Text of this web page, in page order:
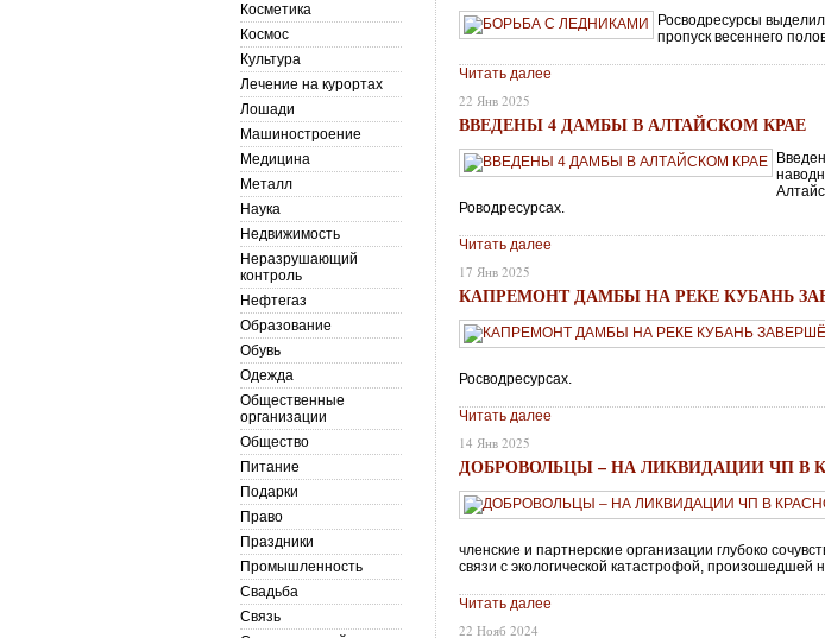
Росводресурсы
пропуск весеннего
Читать далее
22 Янв 2025
ВВЕДЕНЫ 4 ДАМБЫ В АЛТАЙСКОМ КРАЕ
Роводресурсах.
Читать далее
17 Янв 2025
КАПРЕМОНТ ДАМБЫ НА РЕКЕ КУБАНЬ
Росводресурсах.
Читать далее
14 Янв 2025
ДОБРОВОЛЬЦЫ – НА ЛИКВИДАЦИИ ЧП В
членские и партнерские организации глубоко
связи с экологической катастрофой, произошедшей
Читать далее
22 Нояб 2024
Косметика
Космос
Культура
Лечение на курортах
Лошади
Машиностроение
Медицина
Металл
Наука
Недвижимость
Неразрушающий
контроль
Нефтегаз
Образование
Обувь
Одежда
Общественные
организации
Общество
Питание
Подарки
Право
Праздники
Промышленность
Свадьба
Связь